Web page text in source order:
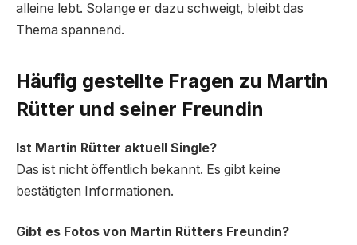
alleine lebt. Solange er dazu schweigt, bleibt das
Thema spannend.
Häufig gestellte Fragen zu Martin
Rütter und seiner Freundin
Ist Martin Rütter aktuell Single?
Das ist nicht öffentlich bekannt. Es gibt keine
bestätigten Informationen.
Gibt es Fotos von Martin Rütters Freundin?